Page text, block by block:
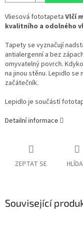
Vliesová fototapeta Vlčí
kvalitního a odolného
Tapety se vyznačují
antialergenní a bez
omyvatelný povrch.
na jinou stěnu. Lepidlo se
začátečník.
Lepidlo je součástí
Detailní informace
ZEPTAT SE
Související